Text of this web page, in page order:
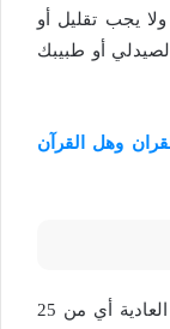
المادة الفعالة لدواء سيركويل 25، ولا يجب تقليل أو
أو طبيبك
وهل القرآن
يحفظ دواء سير,كويل 25 في درجة الحرارة العادية أي من 25